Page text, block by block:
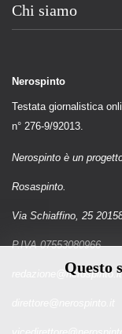
Questo
Chi siamo
Nerospinto
Testata giornalistica
n° 276-9/92013.
Nerospinto è un
Rosaspinto.
Via Schiaffino, 25
P.IVA 07553080966
redazione@nerospinto.it